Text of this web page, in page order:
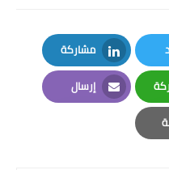
مشاركة
LinkedIn
إرسال
Email